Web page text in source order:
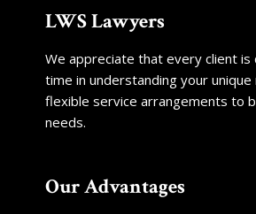
LWS Lawyers
We appreciate that every client
time in understanding your
flexible service arrangements to
needs.
Our Advantages